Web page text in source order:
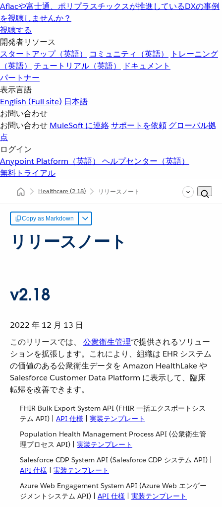
Aflacや富士通、ポリプラスチックスが推進しているDXの事例
を視聴しませんか？
視聴する
開発者リソース
スタートアップ（英語）
コミュニティ（英語）
トレーニング
（英語）
チュートリアル（英語）
ドキュメント
パートナー
表示言語
English (Full site) 日本語
お問い合わせ
お問い合わせ MuleSoft に連絡サポートを依頼 グローバル拠
点
ログイン
Anypoint Platform（英語） ヘルプセンター（英語）
無料トライアル
Healthcare(2.18) リリースノート
Copy as Markdown
リリースノート
v2.18
2022 年 12 月 13 日
このリリースでは、 公衆衛生管理​で提供されるソリュー
ションを拡張します。これにより、組織は EHR システム
の価値のある公衆衛生データを Amazon HealthLake や
Salesforce Customer Data Platform に表示して、臨床
転帰を改善できます。
FHIR Bulk Export System API (FHIR 一括エクスポートシス
テム API) | API 仕様
実装テンプレート
Population Health Management Process API (公衆衛生管
理プロセス API) | 実装テンプレート
Salesforce CDP System API (Salesforce CDP システム API) |
API 仕様
実装テンプレート
Azure Web Engagement System API (Azure Web エンゲー
ジメントシステム API) | API 仕様 実装テンプレート